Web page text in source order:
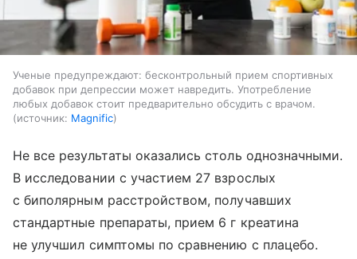
Ученые предупреждают: бесконтрольный прием спортивных
добавок при депрессии может навредить. Употребление
любых добавок стоит предварительно обсудить с врачом.
источник: Magnific
Не все результаты оказались столь однозначными.
В исследовании с участием 27 взрослых
с биполярным расстройством, получавших
стандартные препараты, прием 6 г креатина
не улучшил симптомы по сравнению с плацебо.